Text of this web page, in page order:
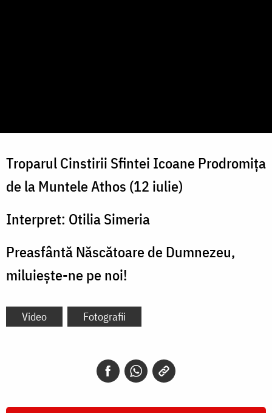
Troparul Cinstirii Sfintei Icoane Prodromița
de la Muntele Athos (12 iulie)
Interpret: Otilia Simeria
Preasfântă Născătoare de Dumnezeu,
miluiește-ne pe noi!
Video Fotografii